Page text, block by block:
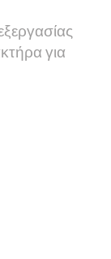
για